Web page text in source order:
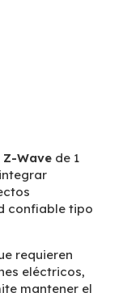
Z-Wave de 1
confiable tipo
requieren
eléctricos,
mantener el